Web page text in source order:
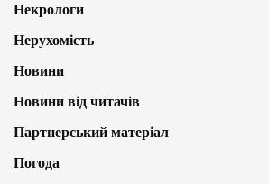
Некрологи
Нерухомість
Новини
Новини від читачів
Партнерський матеріал
Погода